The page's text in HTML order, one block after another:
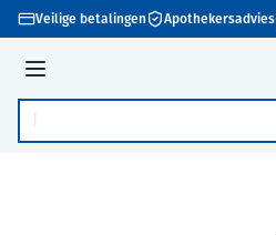
Ga naar de inhoud
Veilige betalingen Apothekersadvies
Menu
Product, merk, categorie...